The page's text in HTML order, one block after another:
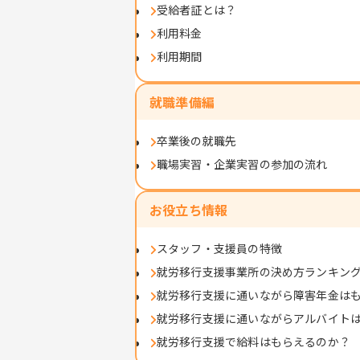
受給者証とは？
利用料金
利用期間
就職準備編
卒業後の就職先
職場実習・企業実習の参加の流れ
お役立ち情報
スタッフ・支援員の特徴
就労移行支援事業所の決め方ランキン
就労移行支援に通いながら障害年金は
就労移行支援に通いながらアルバイト
就労移行支援で給料はもらえるのか？